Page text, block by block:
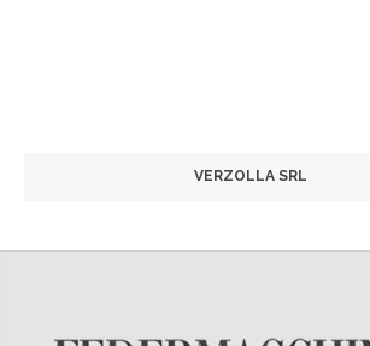
VERZOLLA SRL